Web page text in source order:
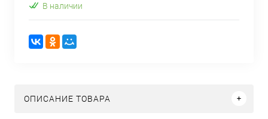
В наличии
ОПИСАНИЕ ТОВАРА